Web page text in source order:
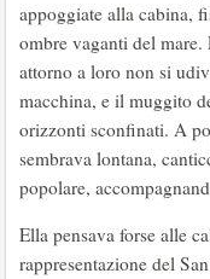
appoggiate alla cabina,
ombre vaganti del
attorno a loro non si
macchina, e il muggito
orizzonti sconfinati. A
sembrava lontana,
popolare,
Ella pensava forse alle
rappresentazione del